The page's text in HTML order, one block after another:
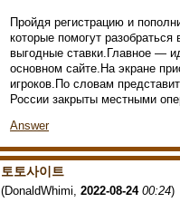
Пройдя регистрацию и
которые помогут
выгодные ставки.Главное —
основном сайте.На экране
игроков.По словам
России закрыты местными
Answer
토토사이트
(DonaldWhimi, 2022-08-24 00:24)